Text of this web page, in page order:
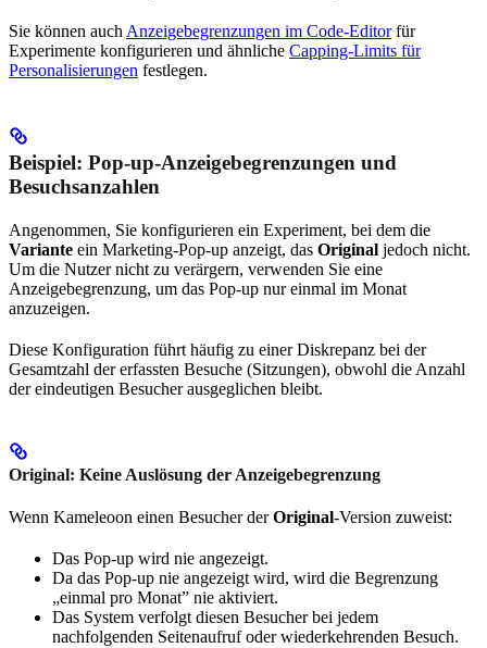
Sie können auch Anzeigebegrenzungen im Code-Editorfür
Experimente konfigurieren und ähnliche Capping-Limits für
Personalisierungen festlegen.
Beispiel: Pop-up-Anzeigebegrenzungen und
Besuchsanzahlen
Angenommen, Sie konfigurieren ein Experiment, bei dem die
Variante ein Marketing-Pop-up anzeigt, das Original jedoch nicht.
Um die Nutzer nicht zu verärgern, verwenden Sie eine
Anzeigebegrenzung, um das Pop-up nur einmal im Monat
anzuzeigen.
Diese Konfiguration führt häufig zu einer Diskrepanz bei der
Gesamtzahl der erfassten Besuche (Sitzungen), obwohl die Anzahl
der eindeutigen Besucher ausgeglichen bleibt.
Original: Keine Auslösung der Anzeigebegrenzung
Wenn Kameleoon einen Besucher derOriginal-Version zuweist:
Das Pop-up wird nie angezeigt.
Da das Pop-up nie angezeigt wird, wird die Begrenzung
„einmal pro Monat” nie aktiviert.
Das System verfolgt diesen Besucher bei jedem
nachfolgenden Seitenaufruf oder wiederkehrenden Besuch.